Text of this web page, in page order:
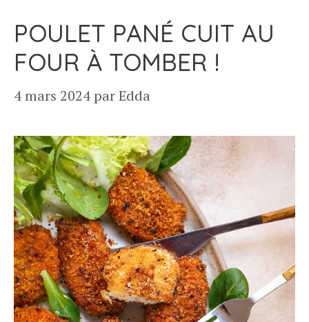
POULET PANÉ CUIT AU
FOUR À TOMBER !
4 mars 2024 parEdda